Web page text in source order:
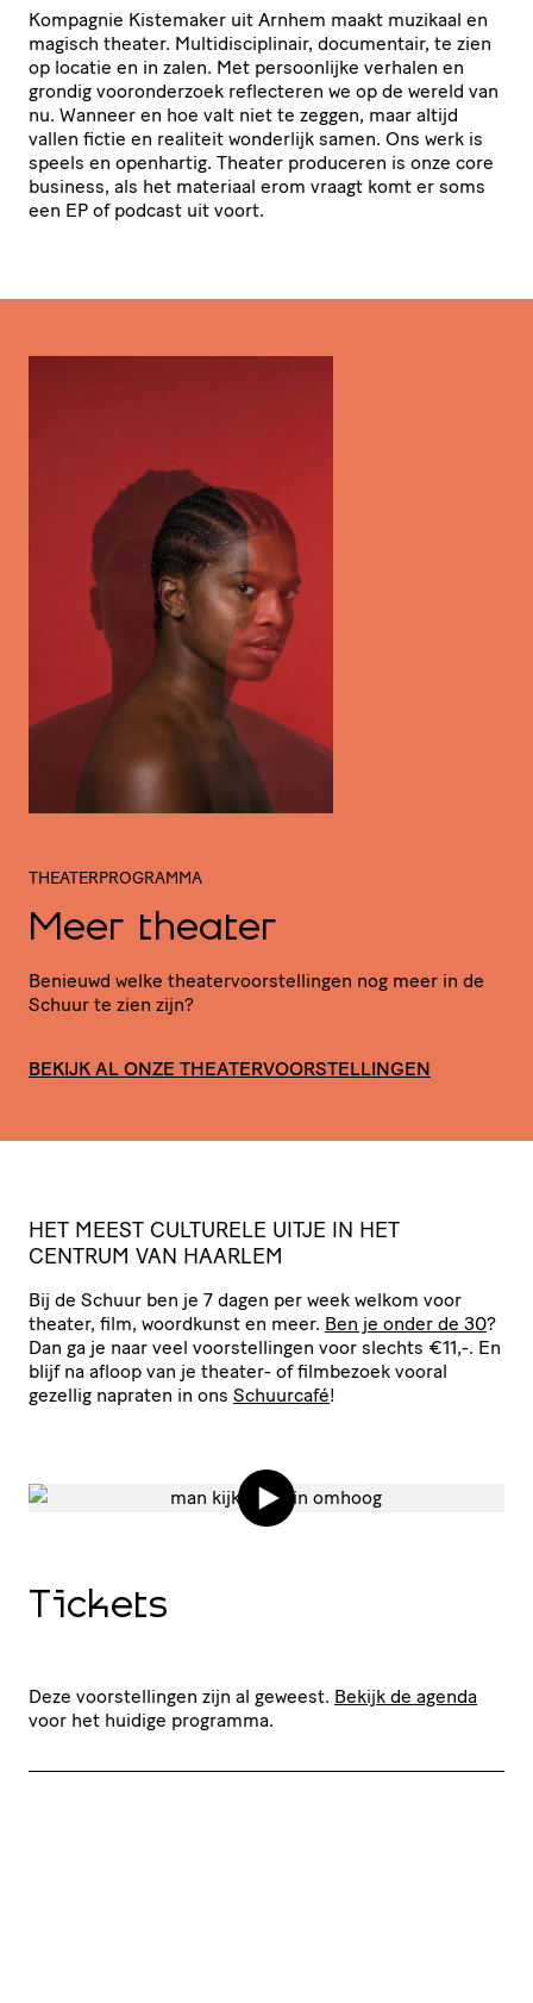
Kompagnie Kistemaker uit Arnhem maakt muzikaal en
magisch theater. Multi­dis­ci­pli­nair, documentair, te zien
op locatie en in zalen. Met persoon­lijke verhalen en
grondig voor­on­der­zoek reflecteren we op de wereld van
nu. Wanneer en hoe valt niet te zeggen, maar altijd
vallen fictie en realiteit wonderlijk samen. Ons werk is
speels en openhartig. Theater produceren is onze core
business, als het materiaal erom vraagt komt er soms
een EP of podcast uit voort.
THEATERPROGRAMMA
Meer theater
Benieuwd welke thea­ter­voor­stel­lingen nog meer in de
Schuur te zien zijn?
BEKIJK AL ONZE THEATERVOORSTELLINGEN
HET MEEST CULTURELE UITJE IN HET
CENTRUM VAN HAARLEM
Bij de Schuur ben je 7 dagen per week welkom voor
theater, film, woordkunst en meer. Ben je onder de 30?
Dan ga je naar veel voor­stel­lingen voor slechts €11,-. En
blijf na afloop van je theater- of filmbezoek vooral
gezellig napraten in ons Schuurcafé!
Tickets
Deze voorstellingen zijn al geweest. Bekijk de agenda
voor het huidige programma.